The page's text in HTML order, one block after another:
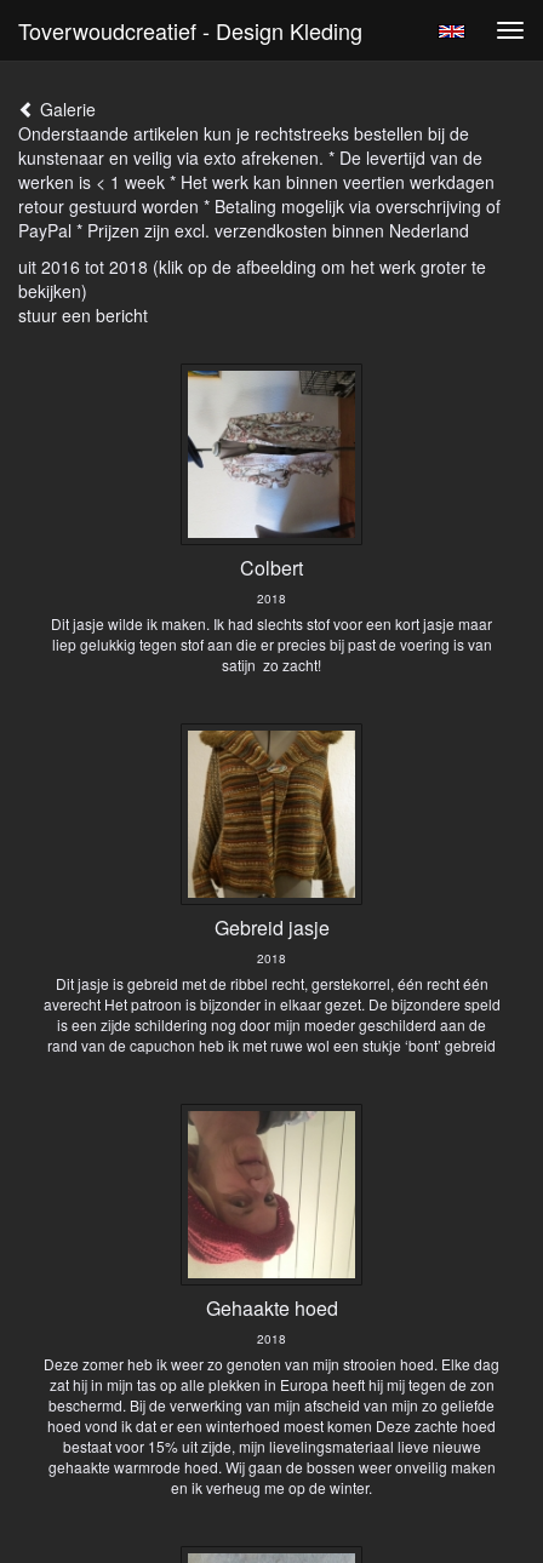
Toverwoudcreatief - Design Kleding
Galerie
Onderstaande artikelen kun je rechtstreeks bestellen bij de
kunstenaar en veilig via exto afrekenen. * De levertijd van de
werken is < 1 week * Het werk kan binnen veertien werkdagen
retour gestuurd worden * Betaling mogelijk via overschrijving of
PayPal * Prijzen zijn excl. verzendkosten binnen Nederland
uit 2016 tot 2018 (klik op de afbeelding om het werk groter te
bekijken)
stuur een bericht
Colbert
2018
Dit jasje wilde ik maken. Ik had slechts stof voor een kort jasje maar
liep gelukkig tegen stof aan die er precies bij past de voering is van
satijn zo zacht!
Gebreid jasje
2018
Dit jasje is gebreid met de ribbel recht, gerstekorrel, één recht één
averecht Het patroon is bijzonder in elkaar gezet. De bijzondere speld
is een zijde schildering nog door mijn moeder geschilderd aan de
rand van de capuchon heb ik met ruwe wol een stukje ‘bont’ gebreid
Gehaakte hoed
2018
Deze zomer heb ik weer zo genoten van mijn strooien hoed. Elke dag
zat hij in mijn tas op alle plekken in Europa heeft hij mij tegen de zon
beschermd. Bij de verwerking van mijn afscheid van mijn zo geliefde
hoed vond ik dat er een winterhoed moest komen Deze zachte hoed
bestaat voor 15% uit zijde, mijn lievelingsmateriaal lieve nieuwe
gehaakte warmrode hoed. Wij gaan de bossen weer onveilig maken
en ik verheug me op de winter.